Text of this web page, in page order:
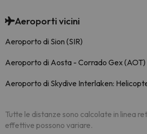
Aeroporti vicini
Aeroporto di Sion (SIR)
Aeroporto di Aosta - Corrado Gex (AOT)
Aeroporto di Skydive Interlaken:
Tutte le distanze sono calcolate in linea
effettive possono variare.